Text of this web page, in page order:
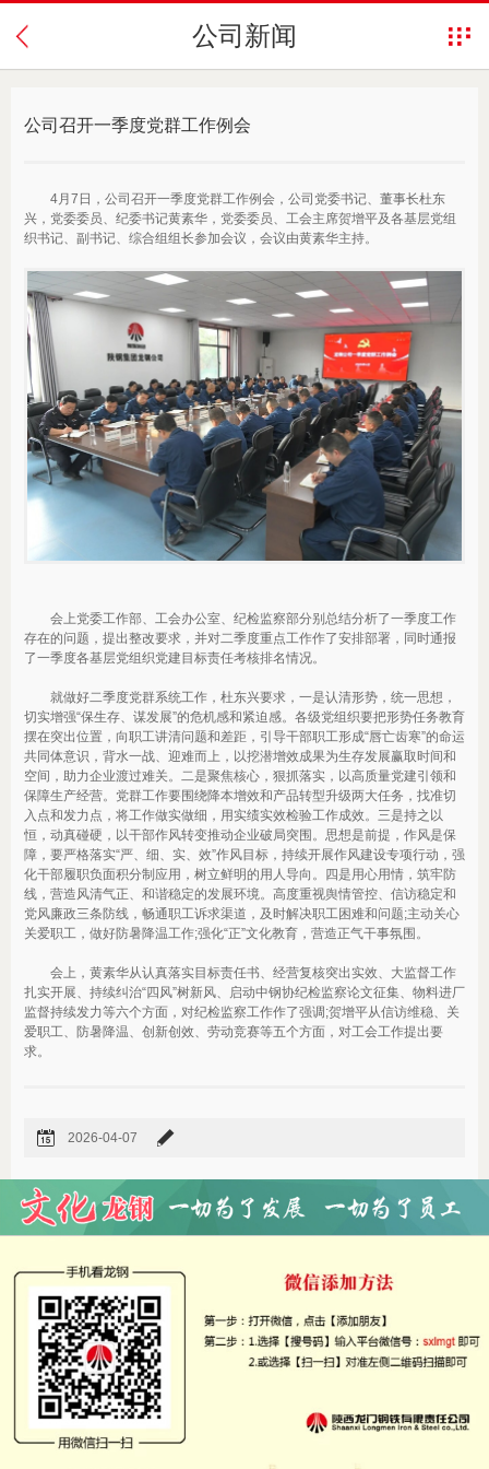
公司新闻
公司召开一季度党群工作例会
4月7日，公司召开一季度党群工作例会，公司党委书记、董事长杜东
兴，党委委员、纪委书记黄素华，党委委员、工会主席贺增平及各基层党组
织书记、副书记、综合组组长参加会议，会议由黄素华主持。
会上党委工作部、工会办公室、纪检监察部分别总结分析了一季度工作
存在的问题，提出整改要求，并对二季度重点工作作了安排部署，同时通报
了一季度各基层党组织党建目标责任考核排名情况。
就做好二季度党群系统工作，杜东兴要求，一是认清形势，统一思想，
切实增强“保生存、谋发展”的危机感和紧迫感。各级党组织要把形势任务教育
摆在突出位置，向职工讲清问题和差距，引导干部职工形成“唇亡齿寒”的命运
共同体意识，背水一战、迎难而上，以挖潜增效成果为生存发展赢取时间和
空间，助力企业渡过难关。二是聚焦核心，狠抓落实，以高质量党建引领和
保障生产经营。党群工作要围绕降本增效和产品转型升级两大任务，找准切
入点和发力点，将工作做实做细，用实绩实效检验工作成效。三是持之以
恒，动真碰硬，以干部作风转变推动企业破局突围。思想是前提，作风是保
障，要严格落实“严、细、实、效”作风目标，持续开展作风建设专项行动，强
化干部履职负面积分制应用，树立鲜明的用人导向。四是用心用情，筑牢防
线，营造风清气正、和谐稳定的发展环境。高度重视舆情管控、信访稳定和
党风廉政三条防线，畅通职工诉求渠道，及时解决职工困难和问题;主动关心
关爱职工，做好防暑降温工作;强化“正”文化教育，营造正气干事氛围。
会上，黄素华从认真落实目标责任书、经营复核突出实效、大监督工作
扎实开展、持续纠治“四风”树新风、启动中钢协纪检监察论文征集、物料进厂
监督持续发力等六个方面，对纪检监察工作作了强调;贺增平从信访维稳、关
爱职工、防暑降温、创新创效、劳动竞赛等五个方面，对工会工作提出要
求。
2026-04-07